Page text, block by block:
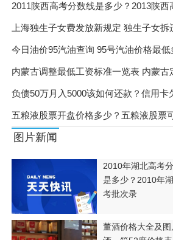
2011陕西高考分数线是多少？2013陕西
分上海独生子女费发放新规定 独生子女拆
今日油价95汽油查询 95号汽油价格最低
少？
内蒙古调整最低工资标准一览表 内蒙古
负债50万月入5000该如何还款？信用卡
万
五粮液股票开盘价格多少？五粮液股票
图片新闻
2010年湖北高考
是多少？2010年
考批次录
董酒价格大全及